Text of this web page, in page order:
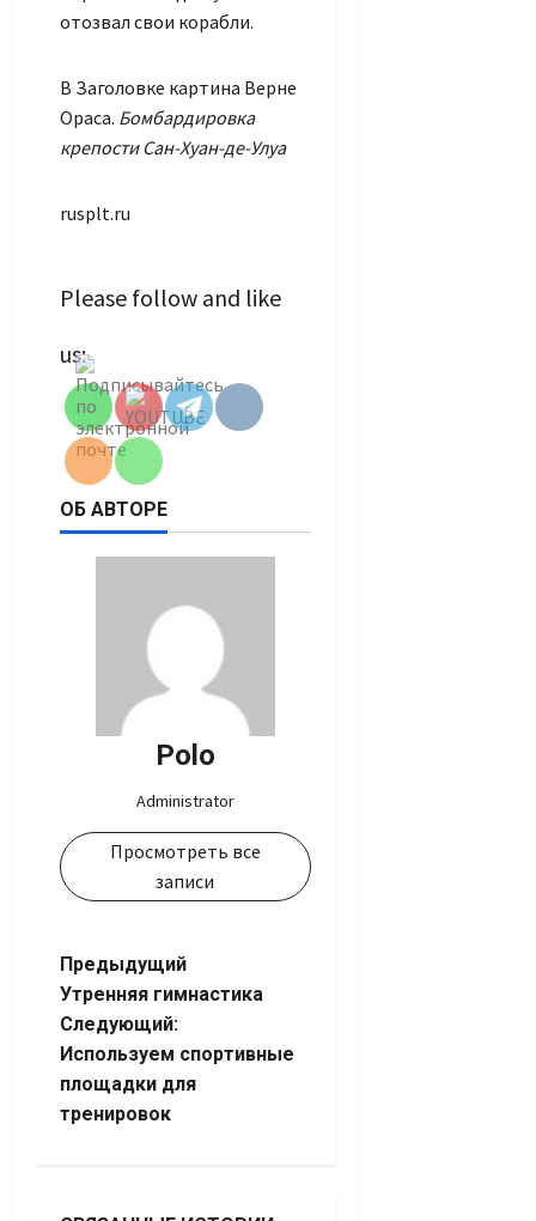
отозвал свои корабли.
В Заголовке картина Верне
Ораса. Бомбардировка
крепости Сан-Хуан-де-Улуа
rusplt.ru
Please follow and like
us:Channel ID
ОБ АВТОРЕ
Polo
Administrator
Просмотреть все
записи
Навигация
записи
Предыдущий
Утренняя гимнастика
Следующий:
Используем спортивные
площадки для
тренировок